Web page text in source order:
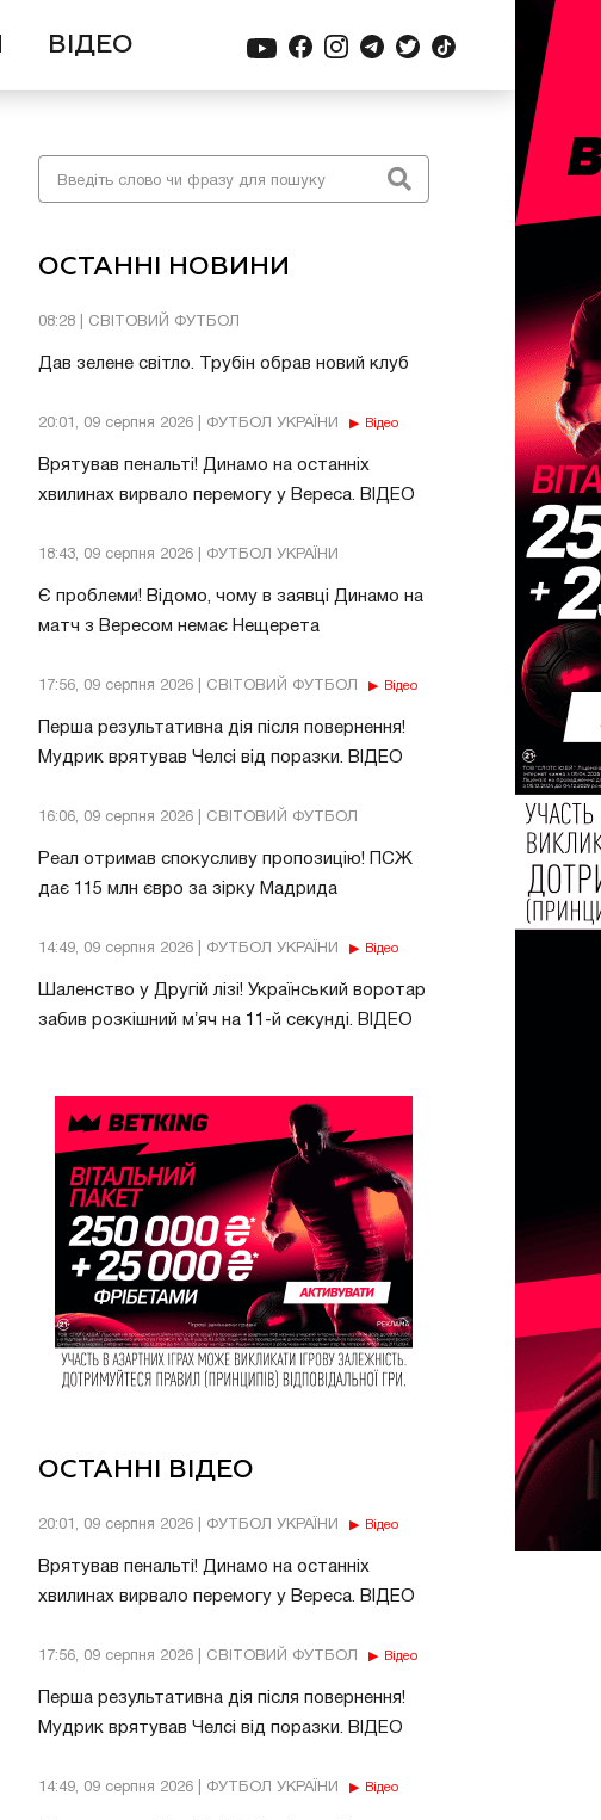
ВІДЕО
ОСТАННІ НОВИНИ
08:28 | СВІТОВИЙ ФУТБОЛ
Дав зелене світло. Трубін обрав новий клуб
20:01, 09 серпня 2026 | ФУТБОЛ УКРАЇНИ Відео
Врятував пенальті! Динамо на останніх
хвилинах вирвало перемогу у Вереса. ВІДЕО
18:43, 09 серпня 2026 | ФУТБОЛ УКРАЇНИ
Є проблеми! Відомо, чому в заявці Динамо на
матч з Вересом немає Нещерета
17:56, 09 серпня 2026 | СВІТОВИЙ ФУТБОЛ Відео
Перша результативна дія після повернення!
Мудрик врятував Челсі від поразки. ВІДЕО
16:06, 09 серпня 2026 | СВІТОВИЙ ФУТБОЛ
Реал отримав спокусливу пропозицію! ПСЖ
дає 115 млн євро за зірку Мадрида
14:49, 09 серпня 2026 | ФУТБОЛ УКРАЇНИ Відео
Шаленство у Другій лізі! Український воротар
забив розкішний мʼяч на 11-й секунді. ВІДЕО
ОСТАННІ ВІДЕО
20:01, 09 серпня 2026 | ФУТБОЛ УКРАЇНИ Відео
Врятував пенальті! Динамо на останніх
хвилинах вирвало перемогу у Вереса. ВІДЕО
17:56, 09 серпня 2026 | СВІТОВИЙ ФУТБОЛ Відео
Перша результативна дія після повернення!
Мудрик врятував Челсі від поразки. ВІДЕО
14:49, 09 серпня 2026 | ФУТБОЛ УКРАЇНИ Відео